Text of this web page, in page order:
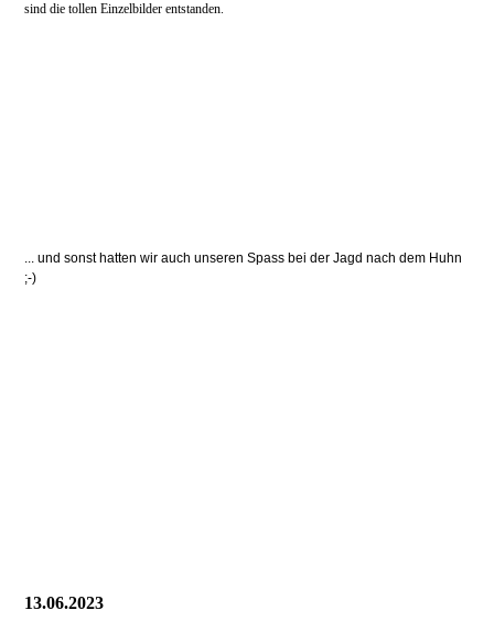
sind die tollen Einzelbilder entstanden.
... und sonst hatten wir auch unseren Spass bei der Jagd nach dem Huhn
;-)
13.06.2023